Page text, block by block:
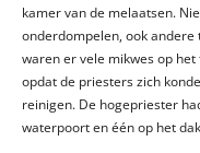
kamer van de melaatsen.
onderdompelen, ook
waren er vele mikwes op
opdat de priesters zich
reinigen. De hogepriester
waterpoort en één op het